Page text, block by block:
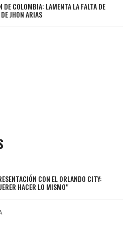
COLOMBIA: LAMENTA LA FALTA DE
JHON ARIAS
CON EL ORLANDO CITY:
HACER LO MISMO"